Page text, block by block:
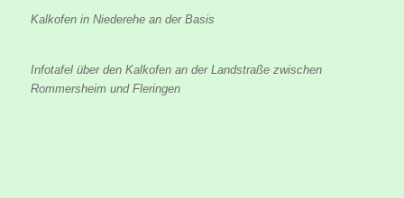
Kalkofen in Niederehe an der Basis
Infotafel über den Kalkofen an der Landstraße zwischen
Rommersheim und Fleringen